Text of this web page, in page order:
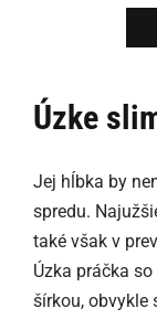
Úzke
Jej hĺbka by
spredu.
také však v
Úzka práčka
šírkou, obvykle